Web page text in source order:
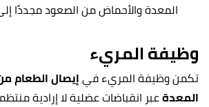
المعدة والأحماض من الصعود مجددًا
وظيفة المريء
تكمن وظيفة المريء فيإيصال الطعام
المعدةعبر انقباضات عضلية لا إرادية